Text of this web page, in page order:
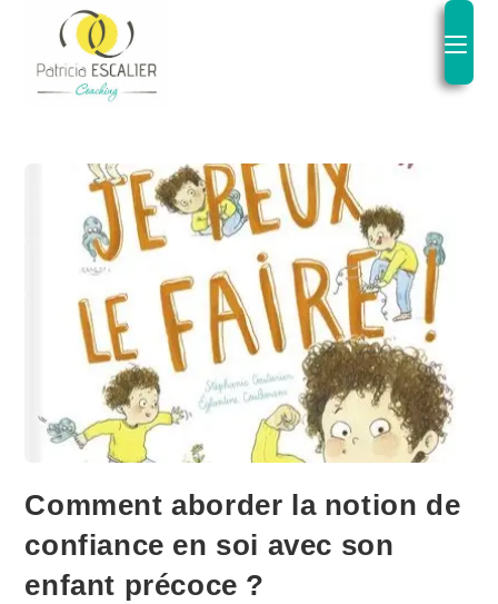
Comment aborder la notion de
confiance en soi avec son
enfant précoce ?